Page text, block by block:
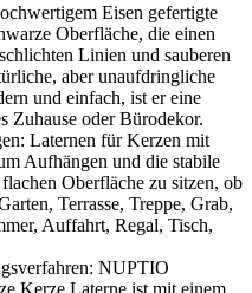
Eisen gefertigte
Oberfläche, die einen
Linien und sauberen
aber unaufdringliche
und einfach, ist er eine
Zuhause oder Bürodekor.
Laternen für Kerzen mit
Aufhängen und die stabile
Oberfläche zu sitzen, ob
Terrasse, Treppe, Grab,
Auffahrt, Regal, Tisch,
NUPTIO
Kerze Laterne ist mit einem